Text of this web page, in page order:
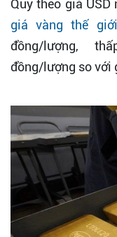
Quy theo giá
giá vàng thế giới
đồng/lượng,
đồng/lượng so với